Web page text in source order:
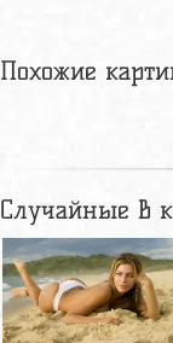
Похожие
Случайные в